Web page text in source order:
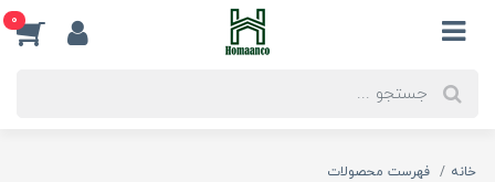
0
خانه
فهرست محصولات